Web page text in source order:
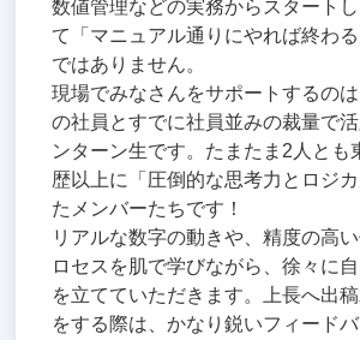
数値管理などの実務からスタート
て「マニュアル通りにやれば終わ
ではありません。
現場でみなさんをサポートするの
の社員とすでに社員並みの裁量で
ンターン生です。たまたま2人とも
歴以上に「圧倒的な思考力とロジ
たメンバーたちです！
リアルな数字の動きや、精度の高
ロセスを肌で学びながら、徐々に
を立てていただきます。上長へ出
をする際は、かなり鋭いフィード